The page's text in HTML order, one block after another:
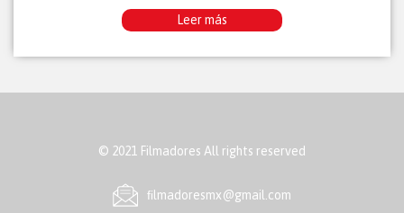
Leer más
© 2021 Filmadores All rights reserved
ﬁlmadoresmx@gmail.com